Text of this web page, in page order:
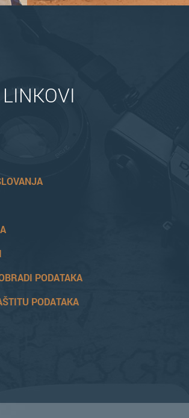
PODATAKA
PODATAKA